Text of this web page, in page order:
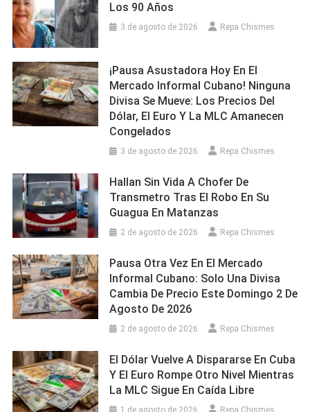
Los 90 Años
3 de agosto de 2026 Repa Chismes
¡Pausa Asustadora Hoy En El
Mercado Informal Cubano! Ninguna
Divisa Se Mueve: Los Precios Del
Dólar, El Euro Y La MLC Amanecen
Congelados
3 de agosto de 2026 Repa Chismes
Hallan Sin Vida A Chofer De
Transmetro Tras El Robo En Su
Guagua En Matanzas
2 de agosto de 2026 Repa Chismes
Pausa Otra Vez En El Mercado
Informal Cubano: Solo Una Divisa
Cambia De Precio Este Domingo 2 De
Agosto De 2026
2 de agosto de 2026 Repa Chismes
El Dólar Vuelve A Dispararse En Cuba
Y El Euro Rompe Otro Nivel Mientras
La MLC Sigue En Caída Libre
1 de agosto de 2026 Repa Chismes